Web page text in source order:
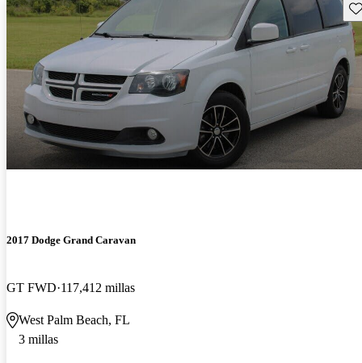
2017 Dodge Grand Caravan
GT FWD 117,412 millas
West Palm Beach, FL
3 millas